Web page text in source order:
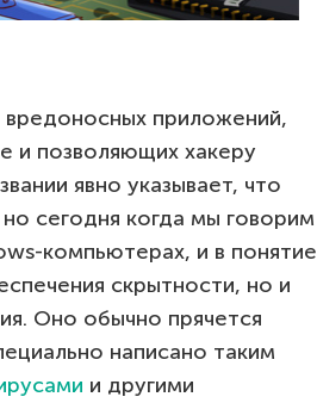
вредоносных приложений,
и позволяющих хакеру
явно указывает, что
сегодня когда мы говорим
компьютерах, и в понятие
скрытности, но и
Оно обычно прячется
написано таким
и другими